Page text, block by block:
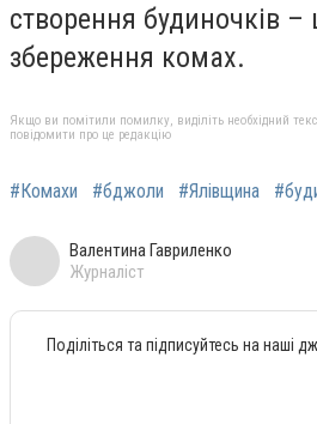
створення будиночків –
збереження комах.
Якщо ви помітили помилку, виділіть необхідний
повідомити про це редакцію
#Комахи #бджоли #Ялівщина
Валентина Гавриленко
Журналіст
Поділіться та підписуйтесь на наші